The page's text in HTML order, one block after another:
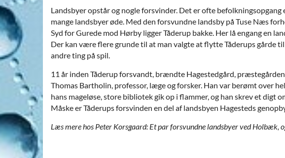
Landsbyer opstår og nogle forsvinder. Det er ofte
mange landsbyer øde. Med den forsvundne landsby på Tuse Næs
Syd for Gurede mod Hørby ligger Tåderup bakke. Her lå engang en
Der kan være flere grunde til at man valgte at flytte Tåderups gårde
andre ting på spil.
11 år inden Tåderup forsvandt, brændte Hagestedgård,
Thomas Bartholin, professor, læge og forsker. Han var berømt over
hans mageløse, store bibliotek gik op i flammer, og han skrev et digt
Måske er Tåderups forsvinden en del af landsbyen Hagesteds
Læs mere hos Peter Korsgaard: Et par forsvundne landsbyer ved Holbæk,